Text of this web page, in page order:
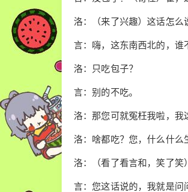
洛：（来了兴趣）这话怎么
言：嗨，这东南西北的，谁
洛：只吃包子？
言：别的不吃。
洛：那您可就冤枉我啦，我
洛：啥都吃？您，什么什么
洛：（看了看言和，笑了笑
言：您这话说的，我就是问